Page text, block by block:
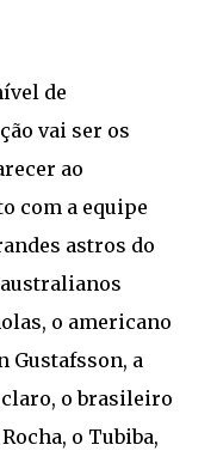
de
vai ser os
ao
com a equipe
astros do
o americano
Gustafsson, a
o brasileiro
o Tubiba,